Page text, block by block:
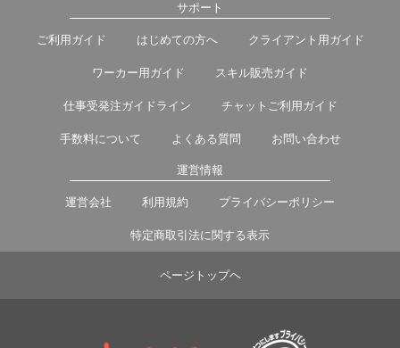
サポート
ご利用ガイド はじめての方へ クライアント用ガイド
ワーカー用ガイド スキル販売ガイド
仕事受発注ガイドライン チャットご利用ガイド
手数料について よくある質問 お問い合わせ
運営情報
運営会社 利用規約 プライバシーポリシー
特定商取引法に関する表示
ページトップヘ